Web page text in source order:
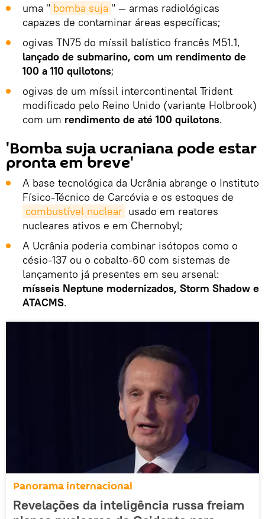
uma " bomba suja " — armas radiológicas
capazes de contaminar áreas específicas;
ogivas TN75 do míssil balístico francês M51.1,
lançado de submarino, com um rendimento de
100 a 110 quilotons;
ogivas de um míssil intercontinental Trident
modificado pelo Reino Unido (variante Holbrook)
com um rendimento de até 100 quilotons.
'Bomba suja ucraniana pode estar
pronta em breve'
A base tecnológica da Ucrânia abrange o Instituto
Físico-Técnico de Carcóvia e os estoques de
combustível nuclear usado em reatores
nucleares ativos e em Chernobyl;
A Ucrânia poderia combinar isótopos como o
césio-137 ou o cobalto-60 com sistemas de
lançamento já presentes em seu arsenal:
mísseis Neptune modernizados, Storm Shadow e
ATACMS.
Panorama internacional
Revelações da inteligência russa freiam